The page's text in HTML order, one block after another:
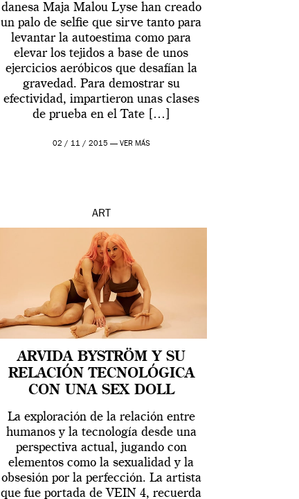
danesa Maja Malou Lyse han creado
un palo de selfie que sirve tanto para
levantar la autoestima como para
elevar los tejidos a base de unos
ejercicios aeróbicos que desafían la
gravedad. Para demostrar su
efectividad, impartieron unas clases
de prueba en el Tate […]
02 / 11 / 2015 — VER MÁS
ART
ARVIDA BYSTRÖM Y SU
RELACIÓN TECNOLÓGICA
CON UNA SEX DOLL
La exploración de la relación entre
humanos y la tecnología desde una
perspectiva actual, jugando con
elementos como la sexualidad y la
obsesión por la perfección. La artista
que fue portada de VEIN 4, recuerda